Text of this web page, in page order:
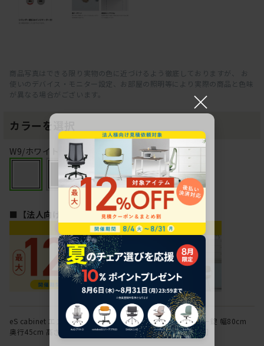
商品写真はできる限り実物の色に近づけるよう徹底しておりますが、 お
使いのデバイス・モニター設定、お部屋の照明等により実際の商品と色味
が異なる場合がございます。
カラーを選択
W9/ホワイトW
■【法人向け】無料見積依頼
eS cabinet エスキャビネット 両開き扉型 上段用 シリンダー錠 幅80cm
奥行45cm 高さ103.8cm 色：ホワイト系 ［W9/ホワイトW］
×